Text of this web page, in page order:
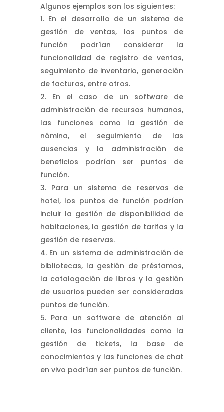
Algunos ejemplos son los siguientes:
En el desarrollo de un sistema de
gestión de ventas, los puntos de
función podrían considerar la
funcionalidad de registro de ventas,
seguimiento de inventario, generación
de facturas, entre otros.
En el caso de un software de
administración de recursos humanos,
las funciones como la gestión de
nómina, el seguimiento de las
ausencias y la administración de
beneficios podrían ser puntos de
función.
Para un sistema de reservas de
hotel, los puntos de función podrían
incluir la gestión de disponibilidad de
habitaciones, la gestión de tarifas y la
gestión de reservas.
En un sistema de administración de
bibliotecas, la gestión de préstamos,
la catalogación de libros y la gestión
de usuarios pueden ser consideradas
puntos de función.
Para un software de atención al
cliente, las funcionalidades como la
gestión de tickets, la base de
conocimientos y las funciones de chat
en vivo podrían ser puntos de función.